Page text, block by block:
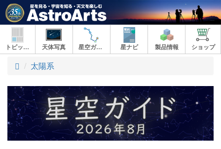
トピックス 天体写真 星空ガイド 星ナビ 製品情報 ショップ
ト
プ
太陽系